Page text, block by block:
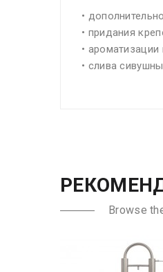
•
• придания
•
• слива
Browse